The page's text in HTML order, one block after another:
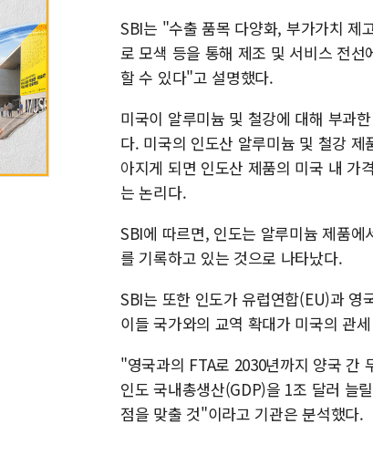
SBI는 "수출 품목 다양화, 부가가치 제
로 모색 등을 통해 제조 및 서비스 전
할 수 있다"고 설명했다.
미국이 알루미늄 및 철강에 대해 부과
다. 미국의 인도산 알루미늄 및 철강
아지게 되면 인도산 제품의 미국 내 가
는 논리다.
SBI에 따르면, 인도는 알루미늄 제품
를 기록하고 있는 것으로 나타났다.
SBI는 또한 인도가 유럽연합(EU)과 영
이들 국가와의 교역 확대가 미국의 관
"영국과의 FTA로 2030년까지 양국 간
인도 국내총생산(GDP)을 1조 달러 늘
점을 맞출 것"이라고 기관은 분석했다.